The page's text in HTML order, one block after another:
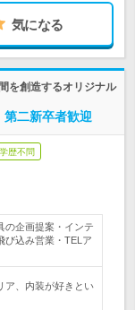
気になる
を創造するオリジナル
二新卒者歓迎
学歴不問
の企画提案・インテ
び込み営業・TELア
ア、内装が好きとい